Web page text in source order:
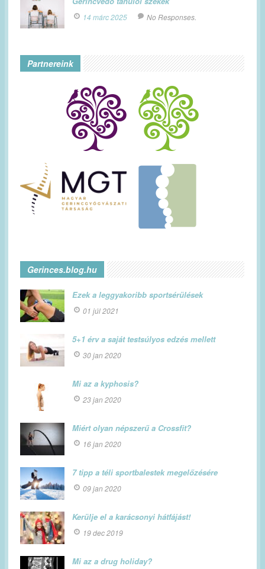
14 márc 2025 No Responses.
Partnereink
Gerinces.blog.hu
Ezek a leggyakoribb sportsérülések
01 júl 2021
5+1 érv a saját testsúlyos edzés mellett
30 jan 2020
Mi az a kyphosis?
23 jan 2020
Miért olyan népszerű a Crossfit?
16 jan 2020
7 tipp a téli sportbalestek megelőzésére
09 jan 2020
Kerülje el a karácsonyi hátfájást!
19 dec 2019
Mi az a drug holiday?